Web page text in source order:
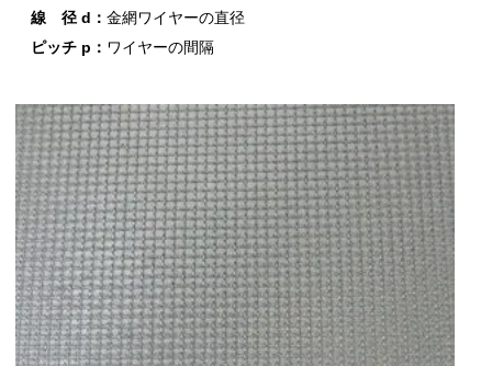
線 径 d： 金網ワイヤーの直径
ピッチ p： ワイヤーの間隔